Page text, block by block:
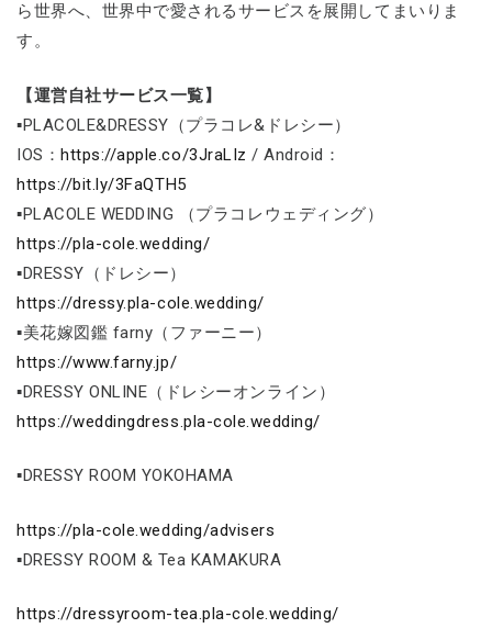
ら世界へ、世界中で愛されるサービスを展開してまいりま
す。
【運営自社サービス一覧】
▪PLACOLE&DRESSY（プラコレ&ドレシー）
IOS：https://apple.co/3JraLIz / Android：
https://bit.ly/3FaQTH5
▪PLACOLE WEDDING （プラコレウェディング）
https://pla-cole.wedding/
▪DRESSY（ドレシー）
https://dressy.pla-cole.wedding/
▪美花嫁図鑑 farny（ファーニー）
https://www.farny.jp/
▪DRESSY ONLINE（ドレシーオンライン）
https://weddingdress.pla-cole.wedding/
▪DRESSY ROOM YOKOHAMA
https://pla-cole.wedding/advisers
▪DRESSY ROOM & Tea KAMAKURA
https://dressyroom-tea.pla-cole.wedding/